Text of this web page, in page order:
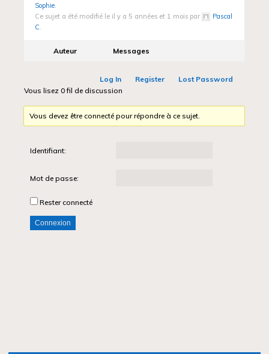
Sophie.
Ce sujet a été modifié le il y a 5 années et 1 mois par
Pascal
C.
Auteur Messages
Log In Register
Lost Password
Vous lisez 0 fil de discussion
Vous devez être connecté pour répondre à ce sujet.
Identifiant:
Mot de passe:
Rester connecté
Connexion